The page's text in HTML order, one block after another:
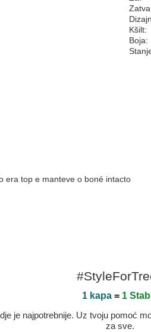
Kšilt:
Boja:
era top e manteve o boné intacto
1 kapa= 1
je najpotrebnije. Uz tvoju pomoć
za sve.